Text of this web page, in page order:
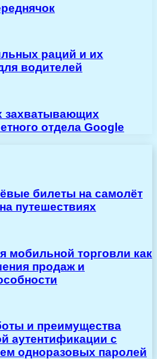
раций и их
водителей
захватывающих
отдела Google
билеты на самолёт
путешествиях
мобильной торговли как
продаж и
и преимущества
аутентификации с
одноразовых паролей